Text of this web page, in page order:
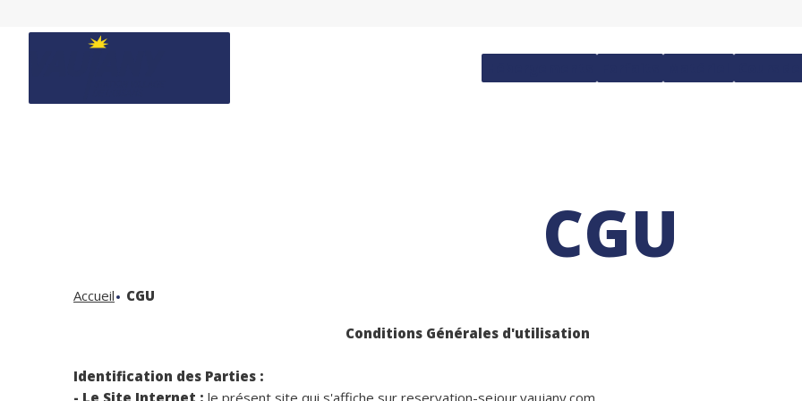
CGU
Accueil CGU
Conditions Générales d'utilisation
Identification des Parties :
- Le Site Internet : le présent site qui s'affiche sur reservation-sejour.vaujany.com.